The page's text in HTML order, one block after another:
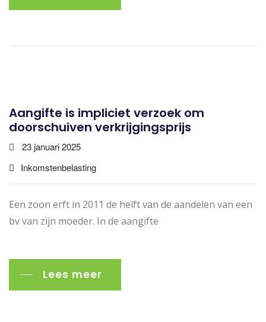
Aangifte is impliciet verzoek om
doorschuiven verkrijgingsprijs
23 januari 2025
Inkomstenbelasting
Een zoon erft in 2011 de helft van de aandelen van een
bv van zijn moeder. In de aangifte
Lees meer